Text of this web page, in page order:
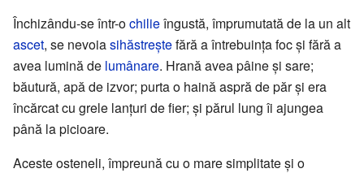
Închizându-se într-ochilieîngustă, împrumutată de la un alt
ascet, se nevoiasihăstreștefără a întrebuința foc și fără a
avea lumină de lumânare. Hrană avea pâine și sare;
băutură, apă de izvor; purta o haină aspră de păr și era
încărcat cu grele lanțuri de fier; și părul lung îi ajungea
până la picioare.
Aceste osteneli, împreună cu o mare simplitate și o